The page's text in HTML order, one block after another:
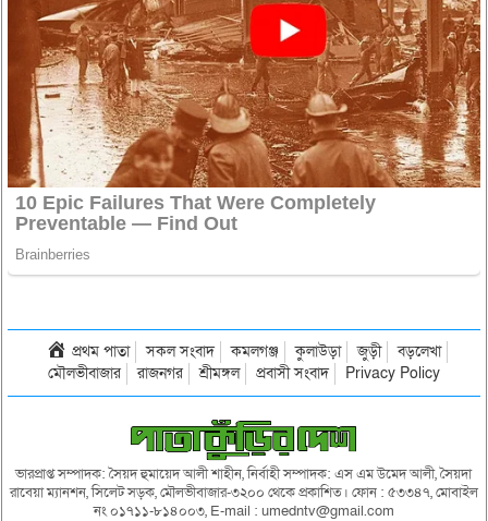
প্রথম পাতা সকল সংবাদ কমলগঞ্জ কুলাউড়া জুড়ী
বড়লেখা
মৌলভীবাজার
রাজনগর শ্রীমঙ্গল প্রবাসী সংবাদ Privacy Policy
ভারপ্রাপ্ত সম্পাদক: সৈয়দ হুমায়েদ আলী শাহীন, নির্বাহী সম্পাদক: এস এম উমেদ আলী, সৈয়দা
রাবেয়া ম্যানশন, সিলেট সড়ক, মৌলভীবাজার-৩২০০ থেকে প্রকাশিত। ফোন : ৫৩৩৪৭, মোবাইল
নং ০১৭১১-৮১৪০০৩, E-mail : umedntv@gmail.com